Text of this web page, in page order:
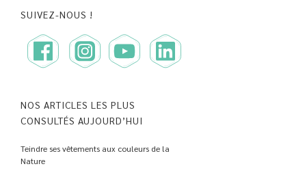
SUIVEZ-NOUS !
NOS ARTICLES LES PLUS
CONSULTÉS AUJOURD’HUI
Teindre ses vêtements aux couleurs de la
Nature